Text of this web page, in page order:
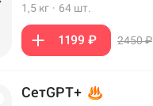
1,5 кг · 64 шт.
1199 ₽ 2450 ₽
СетGPT+